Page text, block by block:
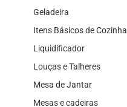
Geladeira
Itens Básicos de Cozinha
Liquidificador
Louças e Talheres
Mesa de Jantar
Mesas e cadeiras